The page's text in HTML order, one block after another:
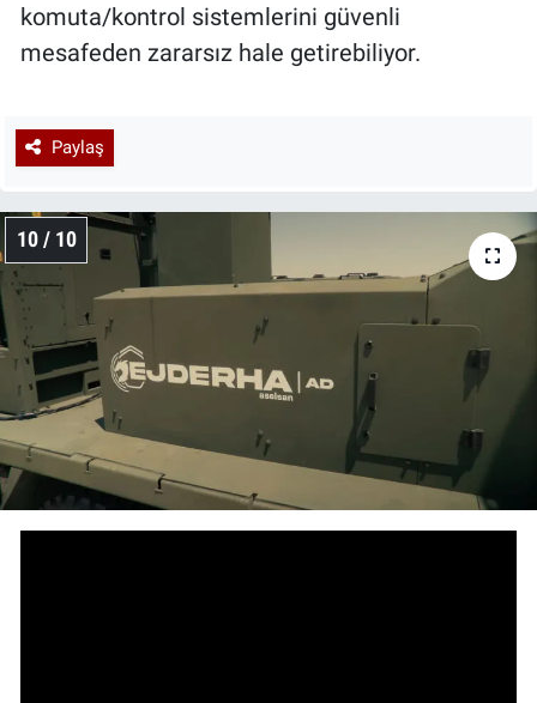
komuta/kontrol sistemlerini güvenli
mesafeden zararsız hale getirebiliyor.
Paylaş
10 / 10